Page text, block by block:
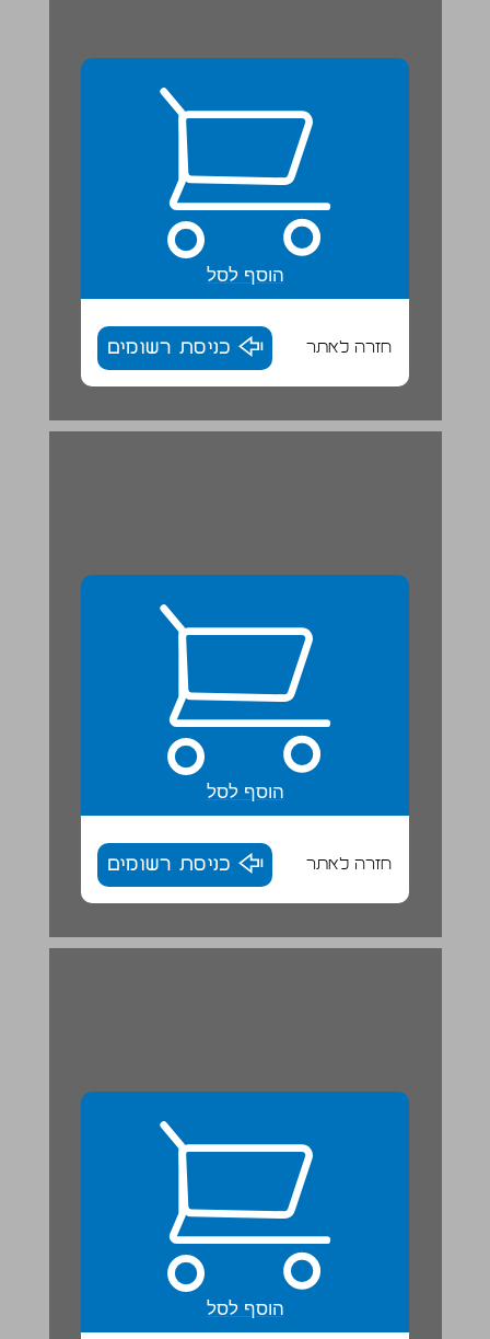
הוסף לסל
חזרה לאתר כניסת רשומים
הוסף לסל
חזרה לאתר כניסת רשומים
הפיוט וּנתנּה תֹּקף ... 17
הוסף לסל